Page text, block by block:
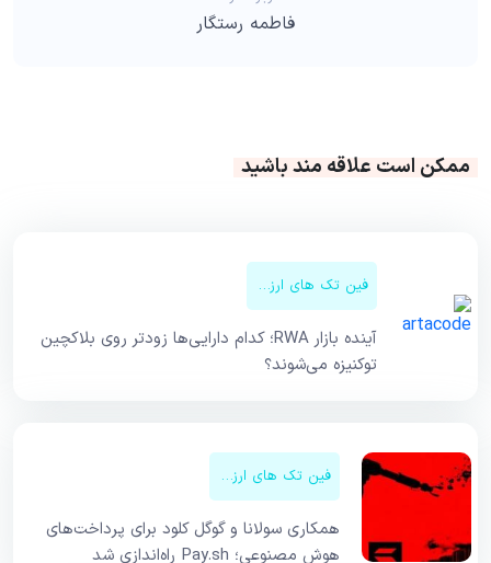
فاطمه رستگار
ممکن است علاقه مند باشید
فین تک های ارزهای دیجیتال
آینده بازار RWA؛ کدام دارایی‌ها زودتر روی بلاکچین
توکنیزه می‌شوند؟
فین تک های ارزهای دیجیتال
همکاری سولانا و گوگل کلود برای پرداخت‌های
هوش مصنوعی؛ Pay.sh راه‌اندازی شد